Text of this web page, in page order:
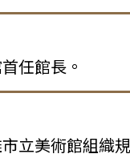
任館長。
立美術館組織